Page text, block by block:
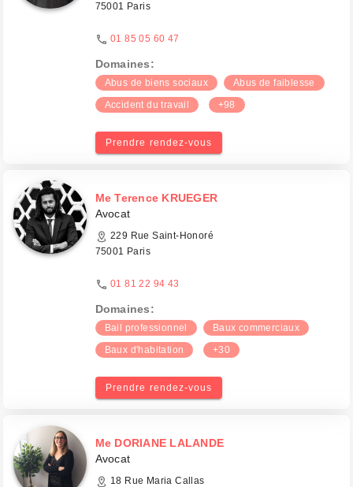
75001 Paris
01 85 05 60 47
Domaines:
Abus de biens sociaux
Abus de faiblesse
Accident du travail
+98
Prendre rendez-vous
Me Terence KRUEGER
Avocat
229 Rue Saint-Honoré
75001 Paris
01 81 22 94 43
Domaines:
Bail professionnel
Baux commerciaux
Baux d'habitation
+30
Prendre rendez-vous
Me DORIANE LALANDE
Avocat
18 Rue Maria Callas